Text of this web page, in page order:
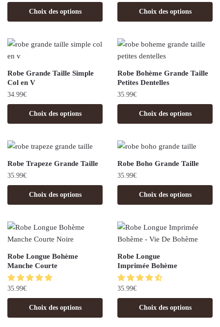
Choix des options Choix des options
Robe Grande Taille Simple
Col en V
34.99€
Choix des options
Robe Bohème Grande Taille
Petites Dentelles
35.99€
Choix des options
Robe Trapeze Grande Taille
35.99€
Choix des options
Robe Boho Grande Taille
35.99€
Choix des options
Robe Longue Bohème
Manche Courte
35.99€
Choix des options
Robe Longue
Imprimée Bohème
35.99€
Choix des options